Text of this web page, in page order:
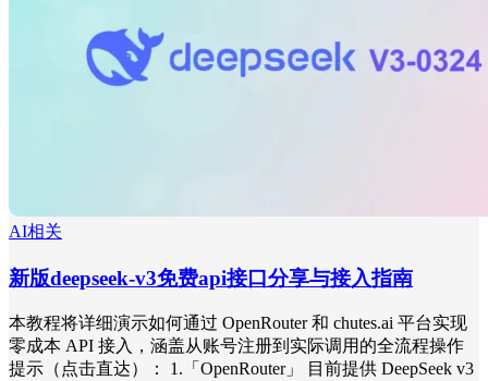
AI相关
新版deepseek-v3免费api接口分享与接入指南
本教程将详细演示如何通过 OpenRouter 和 chutes.ai 平台实现
零成本 API 接入，涵盖从账号注册到实际调用的全流程操作
提示（点击直达）： 1.「OpenRouter」 目前提供 DeepSeek v3